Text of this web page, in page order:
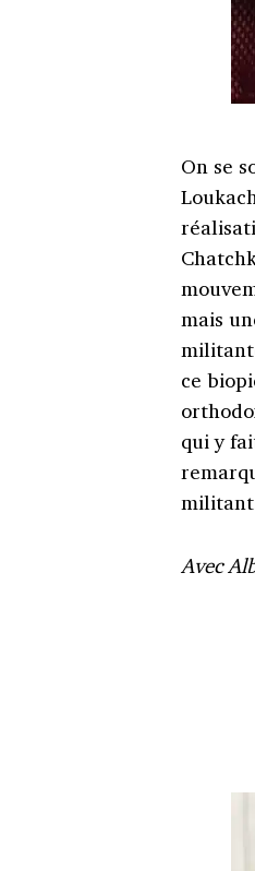
On se
mais
ce
qui y
Avec